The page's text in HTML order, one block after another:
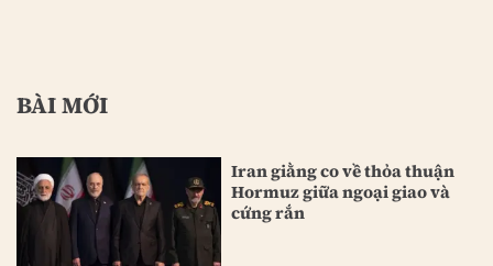
BÀI MỚI
Iran giằng co về thỏa thuận
Hormuz giữa ngoại giao và
cứng rắn